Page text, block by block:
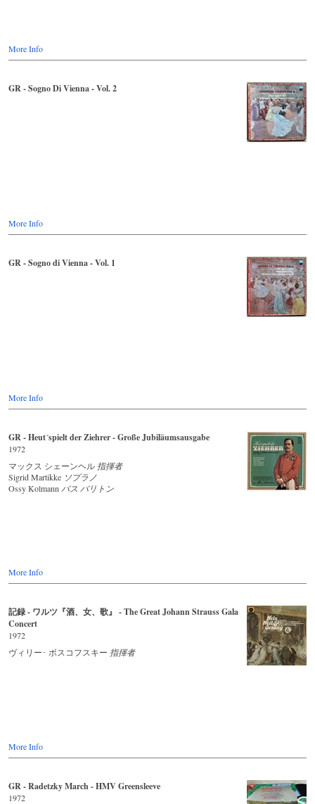
More Info
GR - Sogno Di Vienna - Vol. 2
More Info
GR - Sogno di Vienna - Vol. 1
More Info
GR - Heut´spielt der Ziehrer - Große Jubiläumsausgabe
1972
マックス シェーンヘル 指揮者
Sigrid Martikke ソプラノ
Ossy Kolmann バス バリトン
More Info
記録 - ワルツ『酒、女、歌』 - The Great Johann Strauss Gala
Concert
1972
ヴィリー･ ボスコフスキー 指揮者
More Info
GR - Radetzky March - HMV Greensleeve
1972